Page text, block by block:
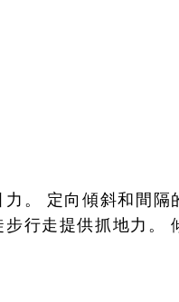
。 定向傾斜和間隔
行走提供抓地力。